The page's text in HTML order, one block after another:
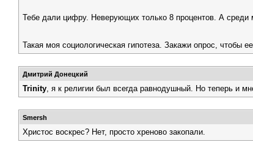
Тебе дали цифру. Неверующих только 8 процентов. А
Такая моя социологическая гипотеза. Закажи опрос, чтобы
Дмитрий Донецкий
Trinity, я к религии был всегда равнодушный. Но теперь и
Smersh
Христос воскрес? Нет, просто хреново закопали.